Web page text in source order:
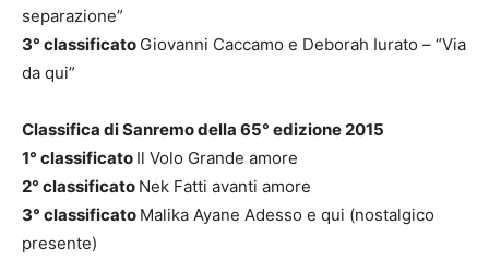
separazione”
3° classificato Giovanni Caccamo e Deborah Iurato – “Via
da qui”
Classifica di Sanremo della 65° edizione 2015
1° classificato Il Volo Grande amore
2° classificato Nek Fatti avanti amore
3° classificato Malika Ayane Adesso e qui (nostalgico
presente)